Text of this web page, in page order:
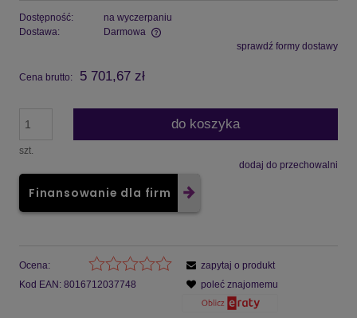
Dostępność:
na wyczerpaniu
Dostawa:
Darmowa
sprawdź formy dostawy
Cena brutto: 5 701,67 zł
szt.
do koszyka
dodaj do przechowalni
Finansowanie dla firm
Ocena:
Kod EAN: 8016712037748
zapytaj o produkt
poleć znajomemu